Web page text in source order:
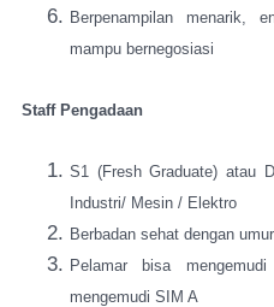
Berpenampilan menarik,
mampu bernegosiasi
Staff Pengadaan
S1 (Fresh Graduate) atau
Industri/ Mesin / Elektro
Berbadan sehat dengan
Pelamar bisa
mengemudi SIM A